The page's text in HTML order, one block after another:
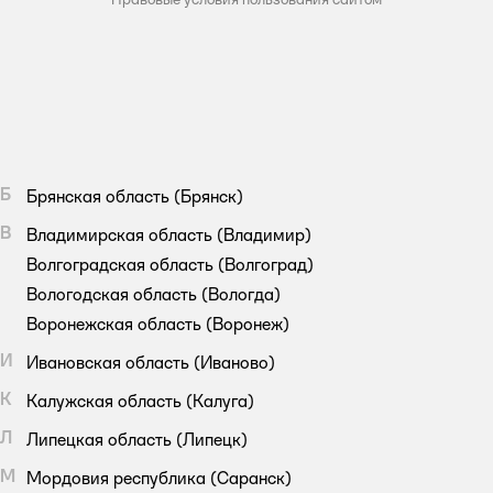
Б Брянская область (Брянск)
В
Владимирская область (Владимир)
Волгоградская область (Волгоград)
Вологодская область (Вологда)
Воронежская область (Воронеж)
И
Ивановская область (Иваново)
К
Калужская область (Калуга)
Л
Липецкая область (Липецк)
М
Мордовия республика (Саранск)